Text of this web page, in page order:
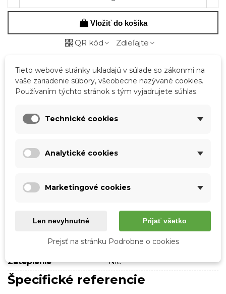
Vložiť do košíka
QR kód Zdieľajte
Kód: 44397-19
Značka: Boto
Farba
Čierna
Vonkajší materiál
Materiál stielky
Tkanina
Zateplenie
Nie
Špecifické referencie
Tieto webové stránky ukladajú v súlade so zákonmi na
vaše zariadenie súbory, všeobecne nazývané cookies.
Používaním týchto stránok s tým vyjadrujete súhlas.
Technické cookies
Analytické cookies
Marketingové cookies
Len nevyhnutné Prijať všetko
Prejsť na stránku Podrobne o cookies